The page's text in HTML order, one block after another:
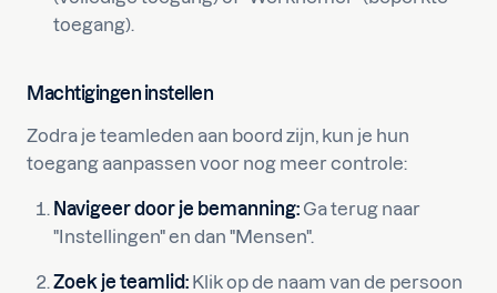
toegang).
Machtigingen instellen
Zodra je teamleden aan boord zijn, kun je hun
toegang aanpassen voor nog meer controle:
Navigeer door je bemanning: Ga terug naar
"Instellingen" en dan "Mensen".
Zoek je teamlid: Klik op de naam van de persoon